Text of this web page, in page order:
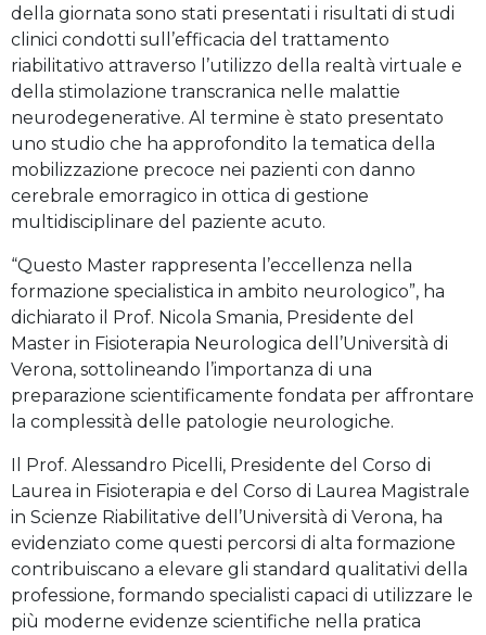
della giornata sono stati presentati i risultati di studi
clinici condotti sull’efficacia del trattamento
riabilitativo attraverso l’utilizzo della realtà virtuale e
della stimolazione transcranica nelle malattie
neurodegenerative. Al termine è stato presentato
uno studio che ha approfondito la tematica della
mobilizzazione precoce nei pazienti con danno
cerebrale emorragico in ottica di gestione
multidisciplinare del paziente acuto.
“Questo Master rappresenta l’eccellenza nella
formazione specialistica in ambito neurologico”, ha
dichiarato il Prof. Nicola Smania, Presidente del
Master in Fisioterapia Neurologica dell’Università di
Verona, sottolineando l’importanza di una
preparazione scientificamente fondata per affrontare
la complessità delle patologie neurologiche.
Il Prof. Alessandro Picelli, Presidente del Corso di
Laurea in Fisioterapia e del Corso di Laurea Magistrale
in Scienze Riabilitative dell’Università di Verona, ha
evidenziato come questi percorsi di alta formazione
contribuiscano a elevare gli standard qualitativi della
professione, formando specialisti capaci di utilizzare le
più moderne evidenze scientifiche nella pratica